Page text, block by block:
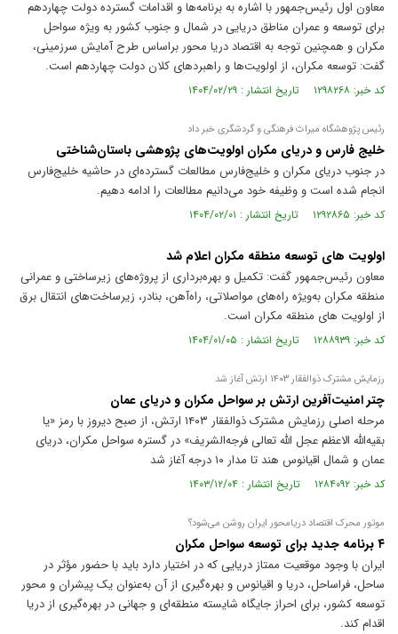
معاون اول رئیس‌جمهور با اشاره به برنامه‌ها و اقدامات گسترده دولت چهاردهم
برای توسعه و عمران مناطق دریایی در شمال و جنوب کشور به ویژه سواحل
مکران و همچنین توجه به اقتصاد دریا محور براساس طرح آمایش سرزمینی،
گفت: توسعه مکران، از اولویت‌ها و راهبرد‌های کلان دولت چهاردهم است.
کد خبر: ۱۲۹۸۲۶۸ تاریخ انتشار : ۱۴۰۴/۰۲/۲۹
رئیس پژوهشگاه میراث فرهنگی و گردشگری خبر داد
خلیج فارس و دریای مکران اولویت‌های پژوهشی باستان‌شناختی
در جنوب دریای مکران و خلیج‌فارس مطالعات گسترده‌ای در حاشیه خلیج‌فارس
انجام شده است و وظیفه خود می‌دانیم مطالعات را ادامه دهیم.
کد خبر: ۱۲۹۲۸۶۵ تاریخ انتشار : ۱۴۰۴/۰۲/۰۱
اولویت های توسعه منطقه مکران اعلام شد
معاون رئیس‌جمهور گفت: تکمیل و بهره‌برداری از پروژه‌های زیرساختی و عمرانی
منطقه مکران به‌ویژه راه‌های مواصلاتی، راه‌آهن، بنادر، زیرساخت‌های انتقال برق
از اولویت های منطقه مکران است.
کد خبر: ۱۲۸۸۹۳۹ تاریخ انتشار : ۱۴۰۴/۰۱/۰۵
رزمایش مشترک ذوالفقار ۱۴۰۳ ارتش آغاز شد
چتر امنیت‌آفرین ارتش بر سواحل مکران و دریای عمان
مرحله اصلی رزمایش مشترک ذوالفقار ۱۴۰۳ ارتش، از صبح دیروز با رمز «یا
بقیه‌الله الاعظم عجل الله تعالی فرجه‌الشریف» در گستره سواحل مکران، دریای
عمان و شمال اقیانوس هند تا مدار ۱۰ درجه آغاز شد
کد خبر: ۱۲۸۴۰۹۲ تاریخ انتشار : ۱۴۰۳/۱۲/۰۴
موتور محرک اقتصاد دریامحور ایران روشن می‌شود؟
۴ برنامه جدید برای توسعه سواحل مکران
ایران با وجود موقعیت ممتاز دریایی که در اختیار دارد باید با حضور مؤثر در
ساحل، فراساحل، دریا و اقیانوس و بهره‌گیری از آن به‌عنوان یک پیشران و محور
توسعه کشور، برای احراز جایگاه شایسته منطقه‌ای و جهانی در بهره‌گیری از دریا
اقدام کند.